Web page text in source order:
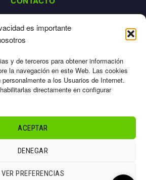
es importante
y de terceros para obtener información
la navegación en este Web. Las cookies
a los Usuarios de Internet.
directamente en configurar
ACEPTAR
DENEGAR
VER PREFERENCIAS
925 532 213
Cookies
Términos
Sitemap